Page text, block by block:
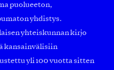
puolueeton,
yhdistys.
yhteiskunnan kirjo
kansainvälisiin
yli 100 vuotta sitten